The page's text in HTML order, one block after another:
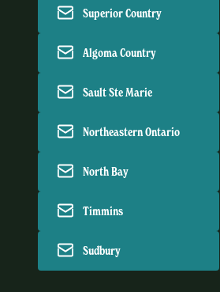
Superior Country
Algoma Country
Sault Ste Marie
Northeastern Ontario
North Bay
Timmins
Sudbury